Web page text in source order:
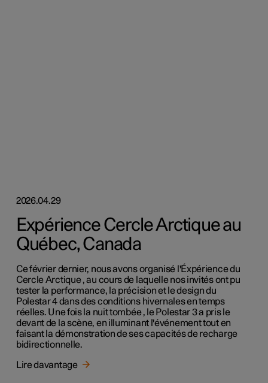
2026.04.29
Expérience Cercle Arctique au
Québec, Canada
Ce février dernier, nous avons organisé l'Éxpérience du
Cercle Arctique , au cours de laquelle nos invités ont pu
tester la performance, la précision et le design du
Polestar 4 dans des conditions hivernales en temps
réelles. Une fois la nuit tombée , le Polestar 3 a pris le
devant de la scène, en illuminant l'événement tout en
faisant la démonstration de ses capacités de recharge
bidirectionnelle.
Lire davantage